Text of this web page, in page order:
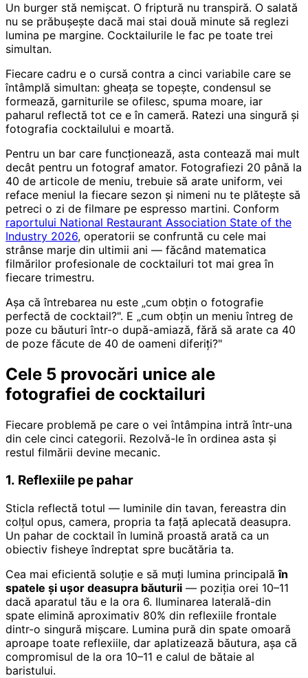
Un burger stă nemișcat. O friptură nu transpiră. O salată
nu se prăbușește dacă mai stai două minute să reglezi
lumina pe margine. Cocktailurile le fac pe toate trei
simultan.
Fiecare cadru e o cursă contra a cinci variabile care se
întâmplă simultan: gheața se topește, condensul se
formează, garniturile se ofilesc, spuma moare, iar
paharul reflectă tot ce e în cameră. Ratezi una singură și
fotografia cocktailului e moartă.
Pentru un bar care funcționează, asta contează mai mult
decât pentru un fotograf amator. Fotografiezi 20 până la
40 de articole de meniu, trebuie să arate uniform, vei
reface meniul la fiecare sezon și nimeni nu te plătește să
petreci o zi de filmare pe espresso martini. Conform
raportului National Restaurant Association State of the
Industry 2026, operatorii se confruntă cu cele mai
strânse marje din ultimii ani — făcând matematica
filmărilor profesionale de cocktailuri tot mai grea în
fiecare trimestru.
Așa că întrebarea nu este „cum obțin o fotografie
perfectă de cocktail?". E „cum obțin un meniu întreg de
poze cu băuturi într-o după-amiază, fără să arate ca 40
de poze făcute de 40 de oameni diferiți?"
Cele 5 provocări unice ale
fotografiei de cocktailuri
Fiecare problemă pe care o vei întâmpina intră într-una
din cele cinci categorii. Rezolvă-le în ordinea asta și
restul filmării devine mecanic.
1. Reflexiile pe pahar
Sticla reflectă totul — luminile din tavan, fereastra din
colțul opus, camera, propria ta față aplecată deasupra.
Un pahar de cocktail în lumină proastă arată ca un
obiectiv fisheye îndreptat spre bucătăria ta.
Cea mai eficientă soluție e să muți lumina principalăîn
spatele și ușor deasupra băuturii — poziția orei 10–11
dacă aparatul tău e la ora 6. Iluminarea laterală-din
spate elimină aproximativ 80% din reflexiile frontale
dintr-o singură mișcare. Lumina pură din spate omoară
aproape toate reflexiile, dar aplatizează băutura, așa că
compromisul de la ora 10–11 e calul de bătaie al
baristului.